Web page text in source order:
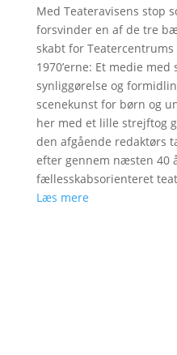
Med Teateravisens stop
forsvinder en af de tre
skabt for
1970’erne: Et medie med
synliggørelse og
scenekunst for børn og
her med et lille strejftog
den afgående redaktørs
efter gennem næsten 40
fællesskabsorienteret
Læs mere